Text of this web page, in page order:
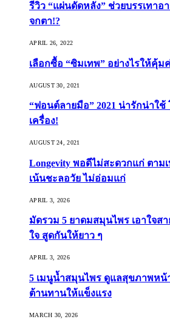
รีวิว “แผ่นดัดหลัง” ช่วยบรรเทาอ
จกตา!?
APRIL 26, 2022
เลือกซื้อ “ซิมเทพ” อย่างไรให้คุ้ม
AUGUST 30, 2021
“ฟอนต์ลายมือ” 2021 น่ารักน่าใ
เครื่อง!
AUGUST 24, 2021
Longevity พอดีไม่สะดวกแก่ ตา
เน้นชะลอวัย ไม่อ่อมแก่
APRIL 3, 2026
มัดรวม 5 ยาดมสมุนไพร เอาใจส
ใจ สูดกันให้ยาว ๆ
APRIL 3, 2026
5 เมนูน้ำสมุนไพร ดูแลสุขภาพหน้
ต้านทานให้แข็งแรง
MARCH 30, 2026